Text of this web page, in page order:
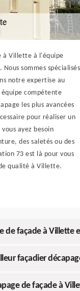
à Villette à l'équipe
sommes spécialisés
notre expertise au
compétente
les plus avancées
pour réaliser un
ayez besoin
des saletés ou des
73 est là pour vous
qualité à Villette.
de façade à Villette
façadier
de façade à